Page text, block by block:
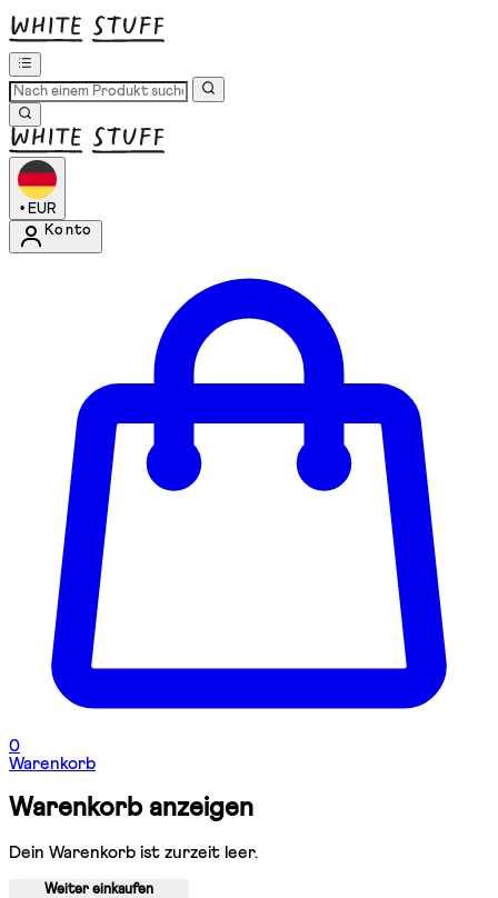
• EUR
Konto
0
Warenkorb
Warenkorb anzeigen
Dein Warenkorb ist zurzeit leer.
Weiter einkaufen